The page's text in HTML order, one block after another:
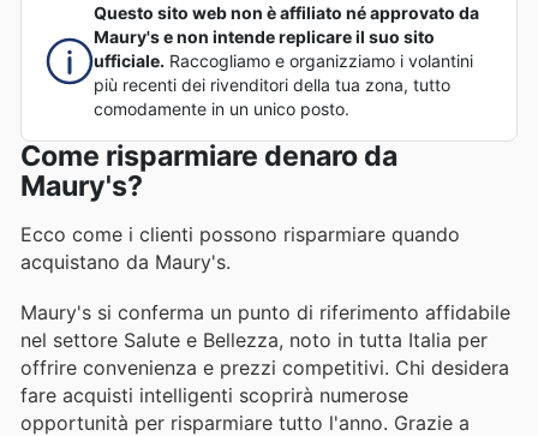
Questo sito web non è affiliato né approvato da
Maury's e non intende replicare il suo sito
ufficiale. Raccogliamo e organizziamo i volantini
più recenti dei rivenditori della tua zona, tutto
comodamente in un unico posto.
Come risparmiare denaro da
Maury's?
Ecco come i clienti possono risparmiare quando
acquistano da Maury's.
Maury's si conferma un punto di riferimento affidabile
nel settore Salute e Bellezza, noto in tutta Italia per
offrire convenienza e prezzi competitivi. Chi desidera
fare acquisti intelligenti scoprirà numerose
opportunità per risparmiare tutto l'anno. Grazie a